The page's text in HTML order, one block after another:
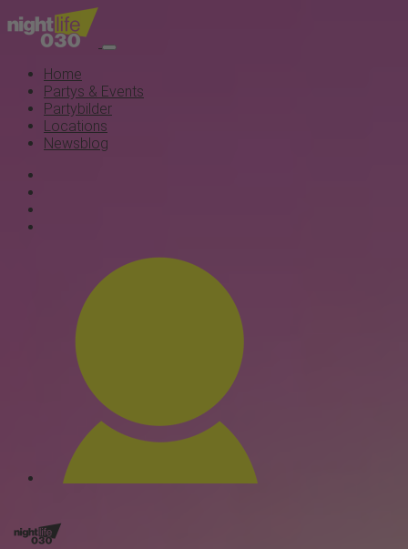
Home
Partys & Events
Partybilder
Locations
Newsblog